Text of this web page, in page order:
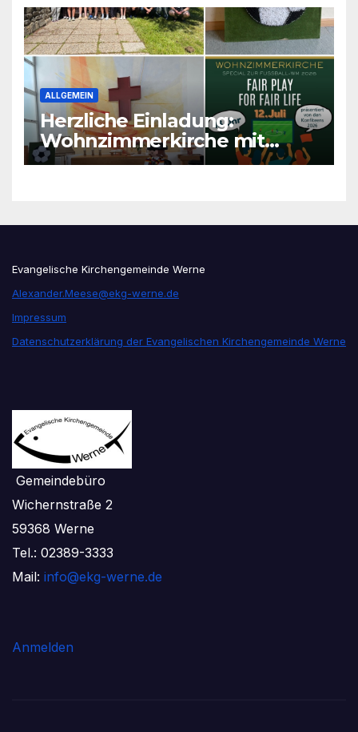
ALLGEMEIN
Herzliche Einladung:
Wohnzimmerkirche mit
unseren Konfis
Evangelische Kirchengemeinde Werne
Alexander.Meese@ekg-werne.de
Impressum
Datenschutzerklärung der Evangelischen Kirchengemeinde Werne
Gemeindebüro
Wichernstraße 2
59368 Werne
Tel.: 02389-3333
Mail: info@ekg-werne.de
Anmelden